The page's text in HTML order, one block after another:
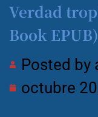
Verdad
Book EPUB)
Posted by
octubre